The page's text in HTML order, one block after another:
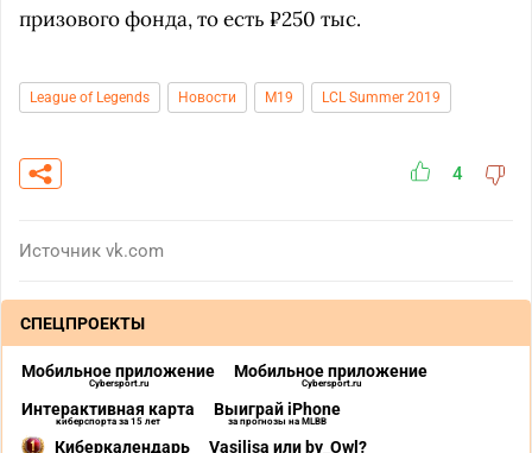
призового фонда, то есть ₽250 тыс.
League of Legends Новости M19 LCL Summer 2019
4
Источник vk.com
СПЕЦПРОЕКТЫ
Мобильное приложение
Cybersport.ru
Мобильное приложение
Cybersport.ru
Интерактивная карта
киберспорта за 15 лет
Выиграй iPhone
за прогнозы на MLBB
Киберкалендарь Vasilisa или by_Owl?